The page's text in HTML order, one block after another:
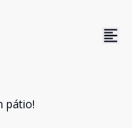
pátio!